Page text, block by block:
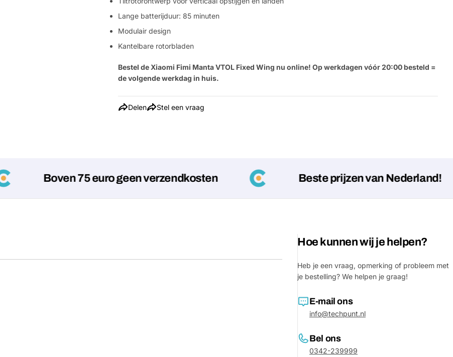
Lange batterijduur: 85 minuten
Modulair design
Kantelbare rotorbladen
Bestel de Xiaomi Fimi Manta VTOL Fixed Wing nu online! Op werkdagen vóór 20:00 besteld =
de volgende werkdag in huis.
Delen Stel een vraag
Boven 75 euro geen verzendkosten Beste prijzen van Nederland!
Hoe kunnen wij je helpen?
Heb je een vraag, opmerking of probleem met
je bestelling? We helpen je graag!
E-mail ons
info@techpunt.nl
Bel ons
0342-239999